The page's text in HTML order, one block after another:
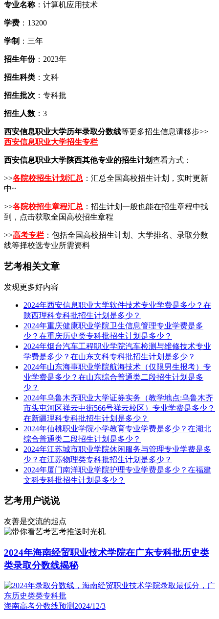
专业名称：计算机应用技术
学费 ：13200
学制 ：三年
招生年份：2023年
招生科类 ：文科
招生批次 ：专科批
招生人数 ：3
西安信息职业大学历年录取分数线等更多招生信息请移步>>
西安信息职业大学招生专栏
西安信息职业大学陕西其他专业的招生计划查看方式：
>>各院校招生计划汇总 ：汇总全国高校招生计划，实时更新
中~
>>各院校招生章程汇总 ：招生计划一般也能在招生章程中找
到，点击获取全国高校招生章程
>>高考专栏 ：包括全国高校招生计划、大学排名、录取分数
线等择校选专业所需资料
艺考相关文章
发现更多好内容
2024年西安信息职业大学软件技术专业学费是多少？在
陕西理科专科批招生计划是多少？
2024年重庆健康职业学院卫生信息管理专业学费是多
少？在重庆历史类专科批招生计划是多少？
2024年烟台汽车工程职业学院汽车检测与维修技术专业
学费是多少？在山东文科专科批招生计划是多少？
2024年山东海事职业学院航海技术（仅限男生报考）专
业学费是多少？在山东综合普通类二段招生计划是多
少？
2024年乌鲁木齐职业大学证券实务（教学地点:乌鲁木齐
市头屯河区祥云中街566号祥云校区）专业学费是多少？
在新疆理科专科批招生计划是多少？
2024年仙桃职业学院小学教育专业学费是多少？在湖北
综合普通类二段招生计划是多少？
2024年江苏城市职业学院休闲服务与管理专业学费是多
少？在江苏物理类专科批招生计划是多少？
2024年厦门南洋职业学院护理专业学费是多少？在福建
文科专科批招生计划是多少？
艺考用户说说
友善是交流的起点
艺考推送时光机
2024年海南经贸职业技术学院在广东专科批历史类
类录取分数线揭秘
海南高考分数线预测2024/12/3